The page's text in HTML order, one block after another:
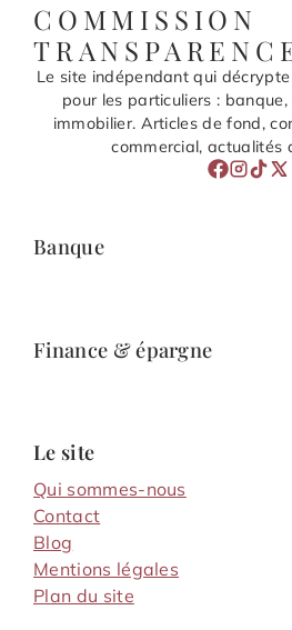
COMMISSION
Le site indépendant qui
pour les particuliers :
immobilier. Articles de fond,
commercial, actualités
Banque
Finance & épargne
Le site
Qui sommes-nous
Contact
Blog
Mentions légales
Plan du site